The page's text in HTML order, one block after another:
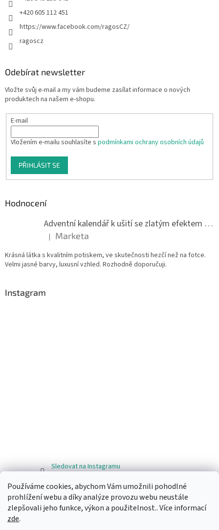
Používáme cookies, abychom Vám umožnili pohodlné
prohlížení webu a díky analýze provozu webu neustále
zlepšovali jeho funkce, výkon a použitelnost.. Více informací
zde.
+420 605 112 451
https://www.facebook.com/ragosCZ/
ragoscz
Odebírat newsletter
Vložte svůj e-mail a my vám budeme zasílat informace o nových
produktech na našem e-shopu.
E-mail
Vložením e-mailu souhlasíte s podmínkami ochrany osobních údajů
PŘIHLÁSIT SE
Hodnocení
Adventní kalendář k ušití se zlatým efektem 042Q
Hodnocení produktu je 5 z 5 hvězdiček.
| Marketa
Krásná látka s kvalitním potiskem, ve skutečnosti hezčí než na fotce.
Velmi jasné barvy, luxusní vzhled. Rozhodně doporučuji.
Instagram
Sledovat na Instagramu
Facebook